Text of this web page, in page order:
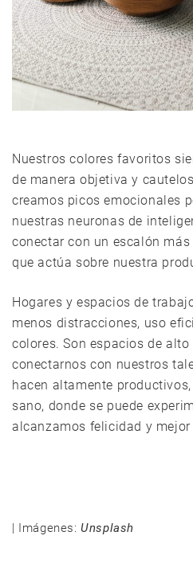
Nuestros colores favoritos
de manera objetiva y
creamos picos emocionales
nuestras neuronas de
conectar con un escalón
que actúa sobre nuestra
Hogares y espacios de
menos distracciones, uso
colores. Son espacios de
conectarnos con nuestros
hacen altamente
sano, donde se puede
alcanzamos felicidad y
| Imágenes:Unsplash